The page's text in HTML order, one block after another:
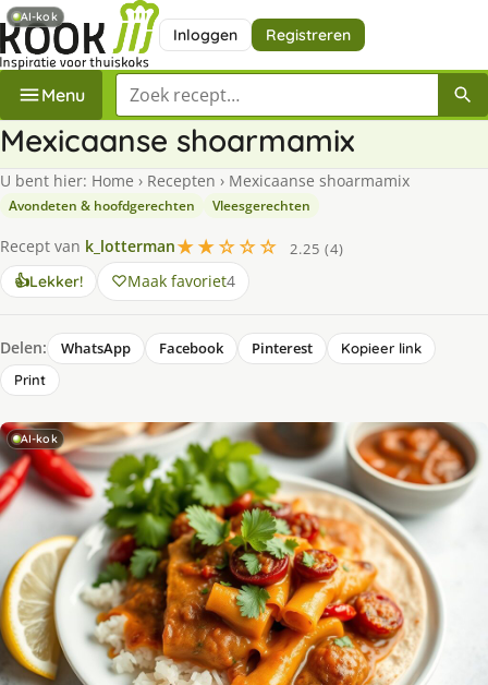
Inloggen Registreren
Menu Zoek een recept
Mexicaanse shoarmamix
U bent hier: Home › Recepten › Mexicaanse shoarmamix
Avondeten & hoofdgerechten Vleesgerechten
Recept van k_lotterman★★☆☆☆
2.25 (4)
👍Lekker! Maak favoriet4
Delen: WhatsApp Facebook Pinterest
Kopieer link
Print
AI-kok
AI-kok